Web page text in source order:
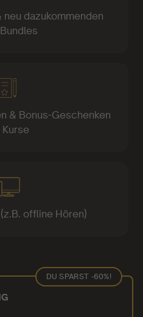
dazukommenden
& Bonus-Geschenken
offline Hören)
DU SPARST -60%!